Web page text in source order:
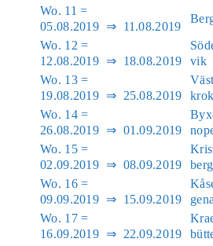
Wo. 11 =
05.08.2019 ⇒ 11.08.2019
Wo. 12 =
12.08.2019 ⇒ 18.08.2019
vik
Wo. 13 =
19.08.2019 ⇒ 25.08.2019
krok
Wo. 14 =
26.08.2019 ⇒ 01.09.2019
Wo. 15 =
02.09.2019 ⇒ 08.09.2019
Wo. 16 =
09.09.2019 ⇒ 15.09.2019
Wo. 17 =
16.09.2019 ⇒ 22.09.2019